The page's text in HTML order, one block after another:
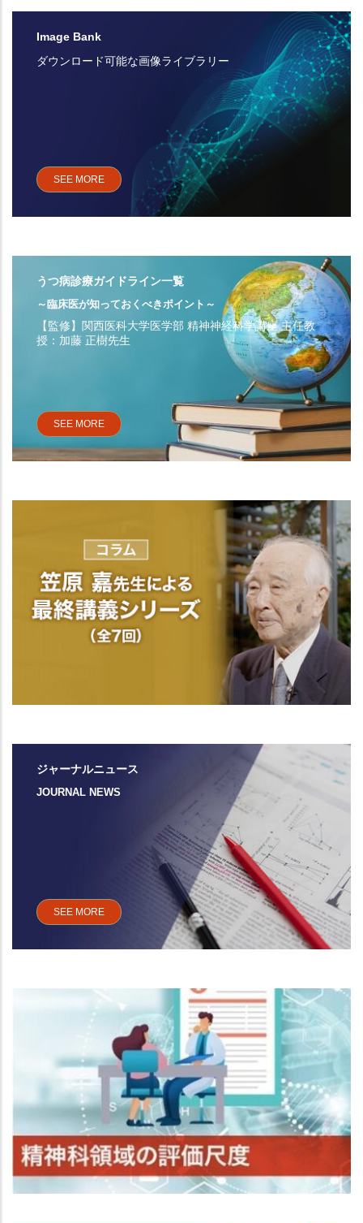
Image Bank
ダウンロード可能な画像ライブラリー
SEE MORE
うつ病診療ガイドライン一覧
～臨床医が知っておくべきポイント～
【監修】関西医科大学医学部 精神神経科学講座 主任教
授：加藤 正樹先生
SEE MORE
ジャーナルニュース
JOURNAL NEWS
SEE MORE